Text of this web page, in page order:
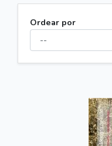
Ordear por